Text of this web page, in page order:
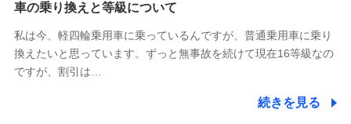
(https://www.tokiomarine-x.co.jp/)
(https://pshoken.co.jp/)
リトルファミリー少額短期保険株式会社
(https://www.littlefamily-ssi.com/)
車の乗り換えと等級について
私は今、軽四輪乗用車に乗っているんですが、普通乗用車に乗り
換えたいと思っています。ずっと無事故を続けて現在16等級なの
ですが、割引は…
続きを見る